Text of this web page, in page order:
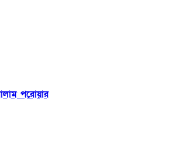
পরোয়ার